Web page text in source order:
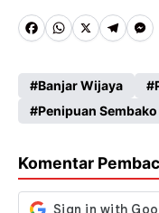
Fa
b
o
k
W
ts
A
p
X
Te
gr
a
M
se
n
er
Banjar Wijaya
Penipuan Sembako
Komentar